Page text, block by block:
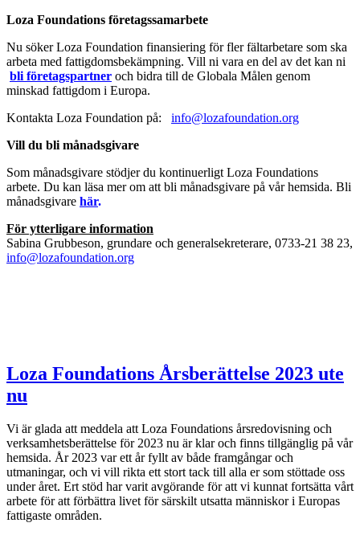
Loza Foundations företagssamarbete
Nu söker Loza Foundation finansiering för fler fältarbetare som ska
arbeta med fattigdomsbekämpning. Vill ni vara en del av det kan ni
bli företagspartner och bidra till de Globala Målen genom
minskad fattigdom i Europa.
Kontakta Loza Foundation på:
info@lozafoundation.org
Vill du bli månadsgivare
Som månadsgivare stödjer du kontinuerligt Loza Foundations
arbete. Du kan läsa mer om att bli månadsgivare på vår hemsida. Bli
månadsgivare här.
För ytterligare information
Sabina Grubbeson, grundare och generalsekreterare, 0733-21 38 23,
info@lozafoundation.org
Loza Foundations Årsberättelse 2023 ute
nu
Vi är glada att meddela att Loza Foundations årsredovisning och
verksamhetsberättelse för 2023 nu är klar och finns tillgänglig på vår
hemsida. År 2023 var ett år fyllt av både framgångar och
utmaningar, och vi vill rikta ett stort tack till alla er som stöttade oss
under året. Ert stöd har varit avgörande för att vi kunnat fortsätta vårt
arbete för att förbättra livet för särskilt utsatta människor i Europas
fattigaste områden.